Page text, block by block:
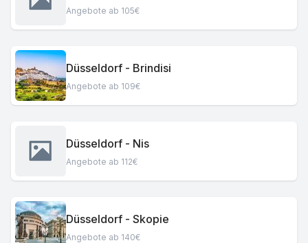
Angebote ab 105€
Düsseldorf - Brindisi
Angebote ab 109€
Düsseldorf - Nis
Angebote ab 112€
Düsseldorf - Skopie
Angebote ab 140€